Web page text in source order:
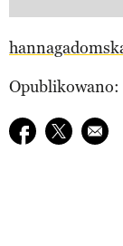
Udostępnij na
E-